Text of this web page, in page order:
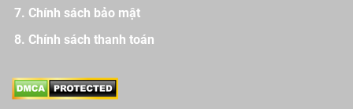
Chính sách bảo mật
Chính sách thanh toán